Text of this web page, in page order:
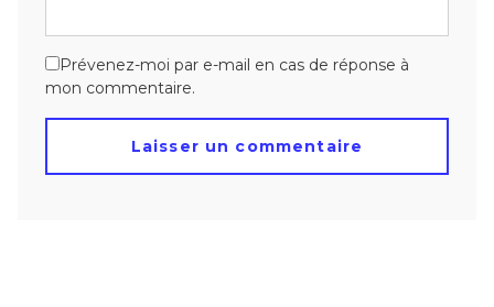
Prévenez-moi par e-mail en cas de réponse à
mon commentaire.